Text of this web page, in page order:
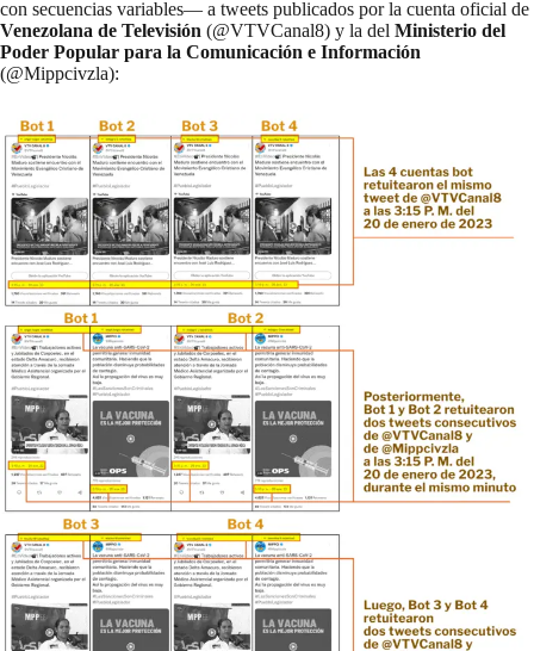
con secuencias variables— a tweets publicados por la cuenta oficial de
Venezolana de Televisión (@VTVCanal8) y la del Ministerio del
Poder Popular para la Comunicación e Información
(@Mippcivzla):